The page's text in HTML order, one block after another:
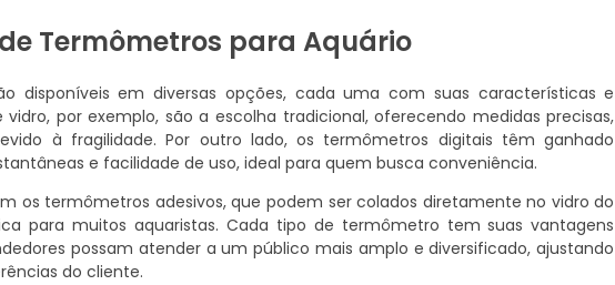
Termômetros para Aquário
disponíveis em diversas opções, cada uma com suas características e
por exemplo, são a escolha tradicional, oferecendo medidas precisas,
à fragilidade. Por outro lado, os termômetros digitais têm ganhado
e facilidade de uso, ideal para quem busca conveniência.
os termômetros adesivos, que podem ser colados diretamente no vidro do
para muitos aquaristas. Cada tipo de termômetro tem suas vantagens
possam atender a um público mais amplo e diversificado, ajustando
do cliente.